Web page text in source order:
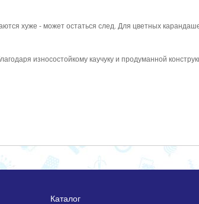
хуже - может остаться след. Для цветных
износостойкому каучуку и продуманной
Каталог